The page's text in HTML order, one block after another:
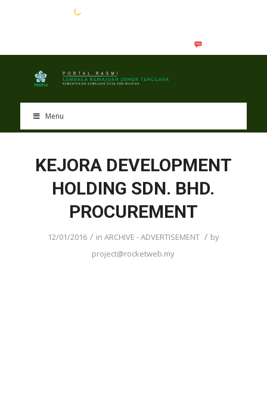
Menu
KEJORA DEVELOPMENT
HOLDING SDN. BHD.
PROCUREMENT
12/01/2016 / in ARCHIVE - ADVERTISEMENT / by
project@rocketweb.my